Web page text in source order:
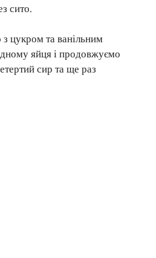
сито.
цукром та ванільним
яйця і продовжуємо
сир та ще раз